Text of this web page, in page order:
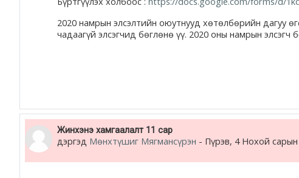
2020 намрын элсэлтийн оюутнууд хөтөлбөрийн дагуу
чадаагүй элсэгчид бөглөнө үү. 2020 оны намрын элсэгч
Жинхэнэ хамгаалалт 11 сар
дэргэд Мөнхтүшиг Мягмансүрэн - Пүрэв, 4 Нохой сарын